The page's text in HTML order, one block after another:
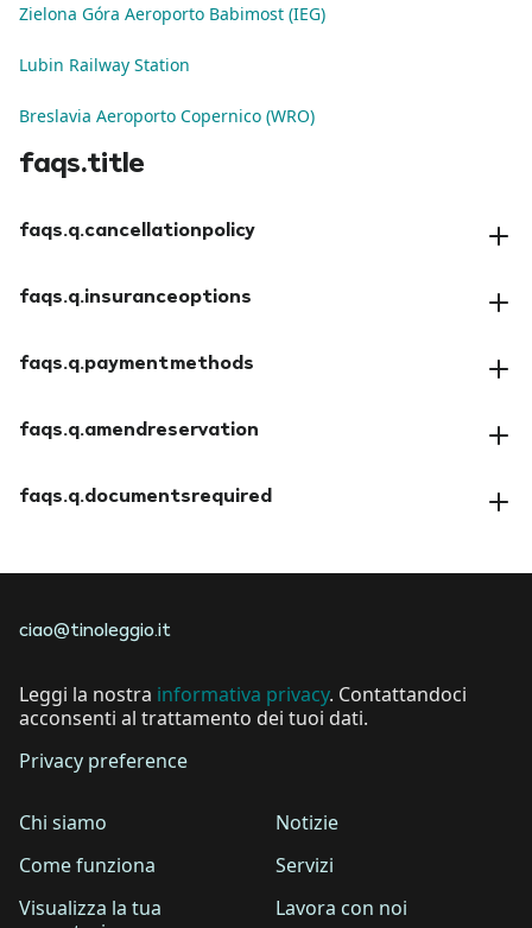
Zielona Góra Aeroporto Babimost (IEG)
Lubin Railway Station
Breslavia Aeroporto Copernico (WRO)
faqs.title
faqs.q.cancellationpolicy
faqs.q.insuranceoptions
faqs.q.paymentmethods
faqs.q.amendreservation
faqs.q.documentsrequired
ciao@tinoleggio.it
Leggi la nostra informativa privacy. Contattandoci
acconsenti al trattamento dei tuoi dati.
Privacy preference
Chi siamo
Come funziona
Visualizza la tua
Notizie
Servizi
Lavora con noi